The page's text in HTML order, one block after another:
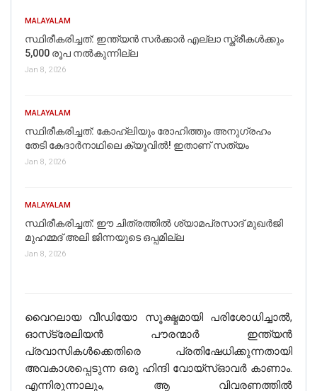
MALAYALAM
സ്ഥിരീകരിച്ചത്: ഇന്ത്യൻ സർക്കാർ എല്ലാ സ്ത്രീകൾക്കും
5,000 രൂപ നൽകുന്നില്ല
Jan 8, 2026
MALAYALAM
സ്ഥിരീകരിച്ചത്: കോഹ്‌ലിയും രോഹിത്തും അനുഗ്രഹം
തേടി കേദാര്‍നാഥിലെ ക്യൂവില്‍! ഇതാണ് സത്യം
Jan 8, 2026
MALAYALAM
സ്ഥിരീകരിച്ചത്: ഈ ചിത്രത്തില്‍ ശ്യാമപ്രസാദ് മുഖര്‍ജി
മുഹമ്മദ് അലി ജിന്നയുടെ ഒപ്പമില്ല
Jan 8, 2026
വൈറലായ വീഡിയോ സൂക്ഷ്മമായി പരിശോധിച്ചാൽ,
ഓസ്‌ട്രേലിയൻ പൗരന്മാർ ഇന്ത്യൻ
പ്രവാസികൾക്കെതിരെ പ്രതിഷേധിക്കുന്നതായി
അവകാശപ്പെടുന്ന ഒരു ഹിന്ദി വോയ്‌സ്‌ഓവർ കാണാം.
എന്നിരുന്നാലും, ആ വിവരണത്തിൽ